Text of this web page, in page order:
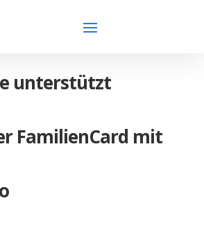
unterstützt
FamilienCard mit